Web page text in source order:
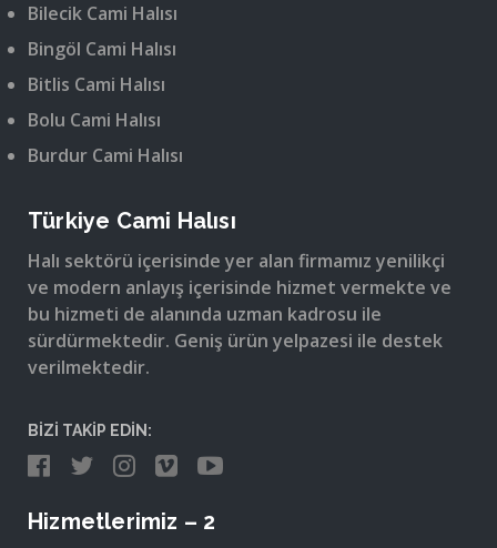
Bilecik Cami Halısı
Bingöl Cami Halısı
Bitlis Cami Halısı
Bolu Cami Halısı
Burdur Cami Halısı
Türkiye Cami Halısı
Halı sektörü içerisinde yer alan firmamız yenilikçi
ve modern anlayış içerisinde hizmet vermekte ve
bu hizmeti de alanında uzman kadrosu ile
sürdürmektedir. Geniş ürün yelpazesi ile destek
verilmektedir.
BİZİ TAKİP EDİN:
Hizmetlerimiz – 2